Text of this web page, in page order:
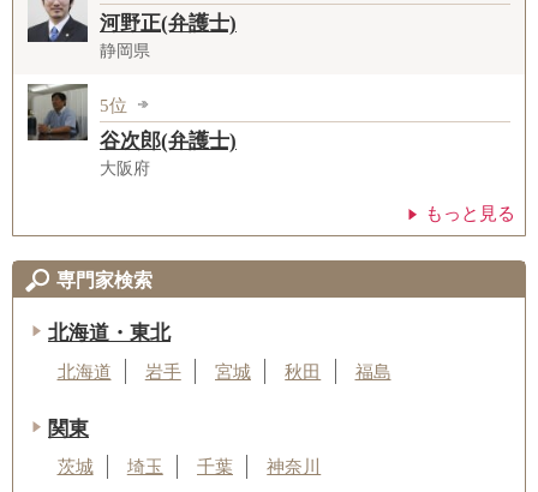
河野正(弁護士)
静岡県
5位
谷次郎(弁護士)
大阪府
もっと見る
専門家検索
北海道・東北
北海道 岩手 宮城 秋田 福島
関東
茨城 埼玉 千葉 神奈川